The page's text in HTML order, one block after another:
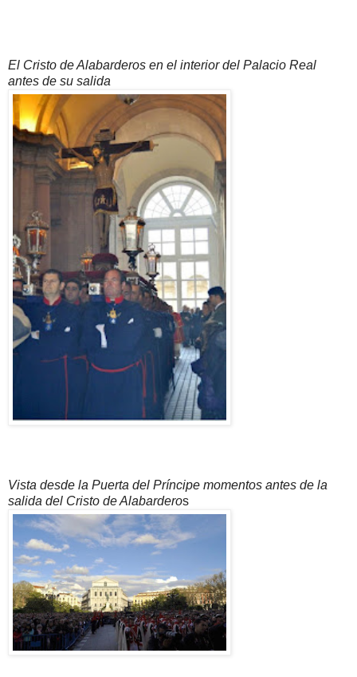
El Cristo de Alabarderos en el interior del Palacio Real
antes de su salida
Vista desde la Puerta del Príncipe momentos antes de la
salida del Cristo de Alabarderos